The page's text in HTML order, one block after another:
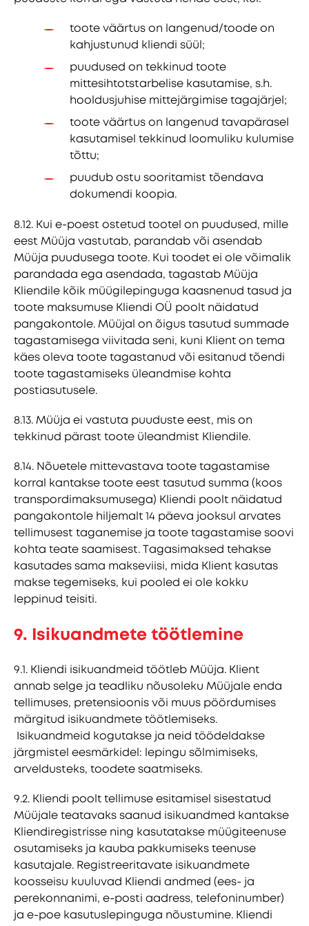
toote väärtus on langenud/toode on
kahjustunud kliendi süül;
puudused on tekkinud toote
mittesihtotstarbelise kasutamise, s.h.
hooldusjuhise mittejärgimise tagajärjel;
toote väärtus on langenud tavapärasel
kasutamisel tekkinud loomuliku kulumise
tõttu;
puudub ostu sooritamist tõendava
dokumendi koopia.
8.12. Kui e-poest ostetud tootel on puudused, mille
eest Müüja vastutab, parandab või asendab
Müüja puudusega toote. Kui toodet ei ole võimalik
parandada ega asendada, tagastab Müüja
Kliendile kõik müügilepinguga kaasnenud tasud ja
toote maksumuse Kliendi OÜ poolt näidatud
pangakontole. Müüjal on õigus tasutud summade
tagastamisega viivitada seni, kuni Klient on tema
käes oleva toote tagastanud või esitanud tõendi
toote tagastamiseks üleandmise kohta
postiasutusele.
8.13. Müüja ei vastuta puuduste eest, mis on
tekkinud pärast toote üleandmist Kliendile.
8.14. Nõuetele mittevastava toote tagastamise
korral kantakse toote eest tasutud summa (koos
transpordimaksumusega) Kliendi poolt näidatud
pangakontole hiljemalt 14 päeva jooksul arvates
tellimusest taganemise ja toote tagastamise soovi
kohta teate saamisest. Tagasimaksed tehakse
kasutades sama makseviisi, mida Klient kasutas
makse tegemiseks, kui pooled ei ole kokku
leppinud teisiti.
9. Isikuandmete töötlemine
9.1. Kliendi isikuandmeid töötleb Müüja. Klient
annab selge ja teadliku nõusoleku Müüjale enda
tellimuses, pretensioonis või muus pöördumises
märgitud isikuandmete töötlemiseks.
Isikuandmeid kogutakse ja neid töödeldakse
järgmistel eesmärkidel: lepingu sõlmimiseks,
arveldusteks, toodete saatmiseks.
9.2. Kliendi poolt tellimuse esitamisel sisestatud
Müüjale teatavaks saanud isikuandmed kantakse
Kliendiregistrisse ning kasutatakse müügiteenuse
osutamiseks ja kauba pakkumiseks teenuse
kasutajale. Registreeritavate isikuandmete
koosseisu kuuluvad Kliendi andmed (ees- ja
perekonnanimi, e-posti aadress, telefoninumber)
ja e-poe kasutuslepinguga nõustumine. Kliendi